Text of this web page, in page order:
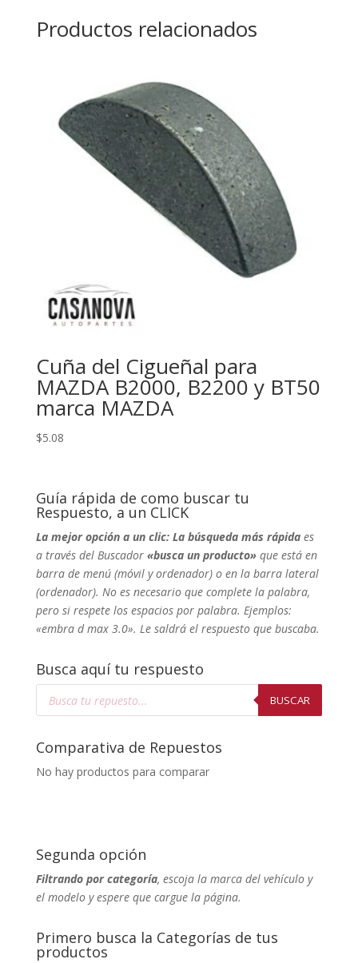
Productos relacionados
Cuña del Cigueñal para
MAZDA B2000, B2200 y BT50
marca MAZDA
$5.08
Guía rápida de como buscar tu
Respuesto, a un CLICK
La mejor opción a un clic: La búsqueda más rápida es
a través del Buscador«busca un producto»que está en
barra de menú (móvil y ordenador) o en la barra lateral
(ordenador). Noes necesario que complete la palabra,
pero si respete los espacios por palabra. Ejemplos:
«embra d max 3.0». Le saldrá el respuesto que buscaba.
Busca aquí tu respuesto
Búsqueda
BUSCAR
Comparativa de Repuestos
No hay productos para comparar
Segunda opción
Filtrando por categoría, escoja la marca del vehículo y
el modelo y espere que cargue la página.
Primero busca la Categorías de tus
productos